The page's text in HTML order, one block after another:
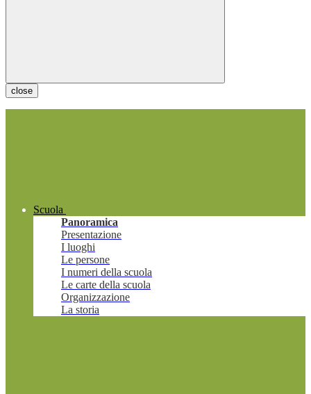
close
Scuola
Panoramica
Presentazione
I luoghi
Le persone
I numeri della scuola
Le carte della scuola
Organizzazione
La storia